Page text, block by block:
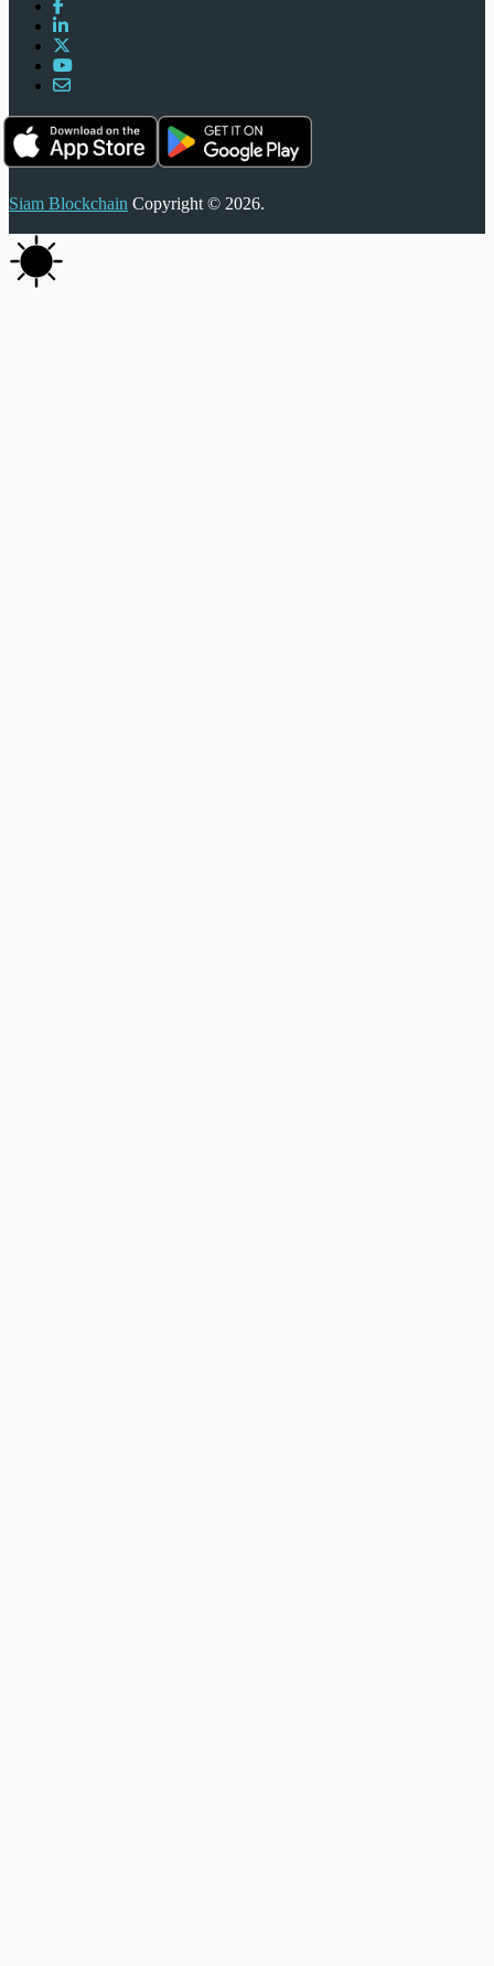
Siam Blockchain Copyright © 2026.